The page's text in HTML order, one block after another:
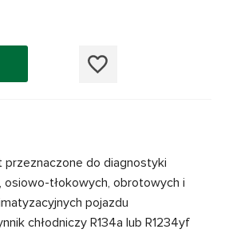
przeznaczone do diagnostyki
osiowo-tłokowych, obrotowych i
pojazdu
chłodniczy R134a lub R1234yf